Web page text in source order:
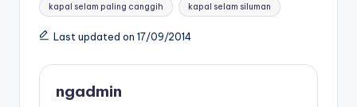
kapal selam paling canggih kapal selam siluman
Last updated on 17/09/2014
ngadmin